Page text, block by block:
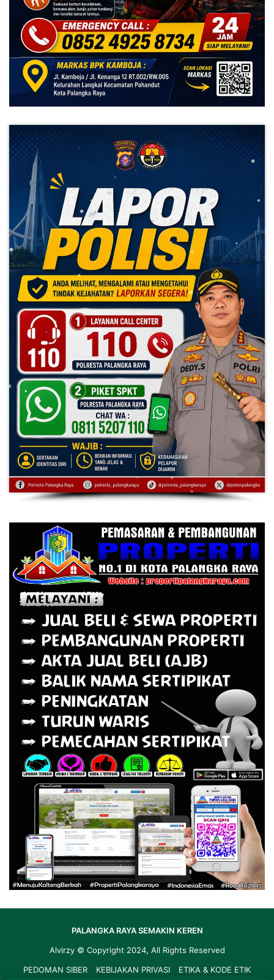
PALANGKA RAYA SEMAKIN KEREN
Alvirzy © Copyright 2024, All Rights Reserved
PEDOMAN SIBER
KEBIJAKAN PRIVASI ETIKA & KODE ETIK